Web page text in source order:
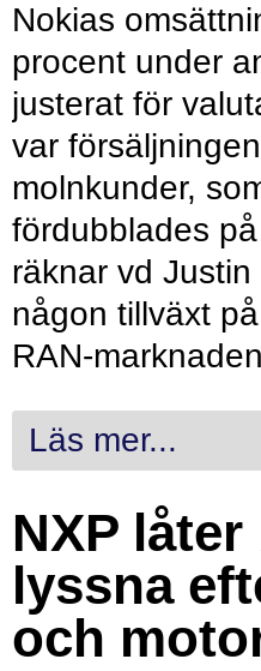
Nokias
procent under
justerat för
var
molnkunder,
fördubblades
räknar vd
någon tillväxt
RAN-
Läs mer...
NXP
lyssna
och